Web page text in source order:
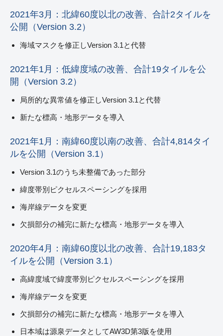
2021年3月：北緯60度以北の改善、合計2タイルを
公開（Version 3.2）
海域マスクを修正しVersion 3.1と代替
2021年1月：低緯度域の改善、合計19タイルを公
開（Version 3.2）
局所的な異常値を修正しVersion 3.1と代替
新たな標高・地形データを導入
2021年1月：南緯60度以南の改善、合計4,814タイ
ルを公開（Version 3.1）
Version 3.1のうち未整備であった部分
緯度帯別ピクセルスペーシングを採用
海岸線データを変更
欠損部分の補完に新たな標高・地形データを導入
2020年4月：南緯60度以北の改善、合計19,183タ
イルを公開（Version 3.1）
高緯度域で緯度帯別ピクセルスペーシングを採用
海岸線データを変更
欠損部分の補完に新たな標高・地形データを導入
日本域は源泉データとしてAW3D第3版を使用